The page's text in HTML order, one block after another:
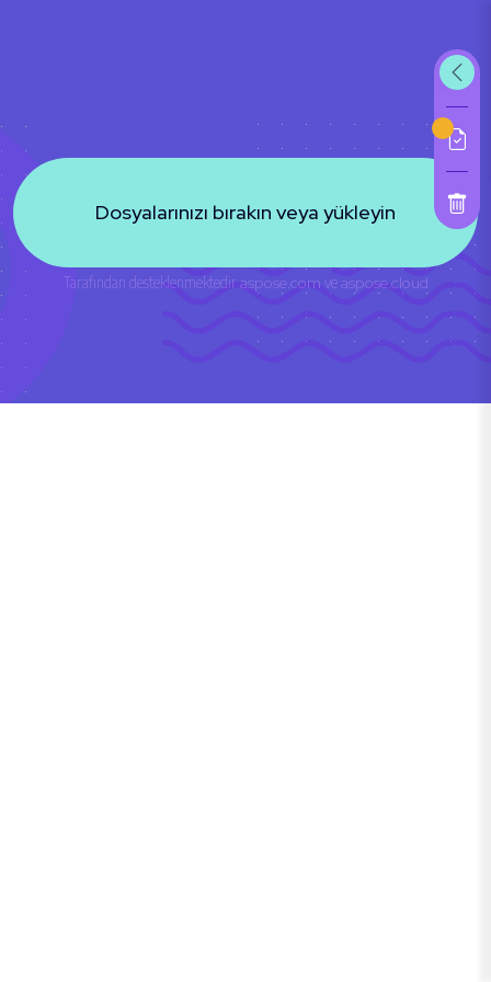
Dosyalarınızı bırakın veya yükleyin
Tarafından desteklenmektediraspose.com veaspose.cloud